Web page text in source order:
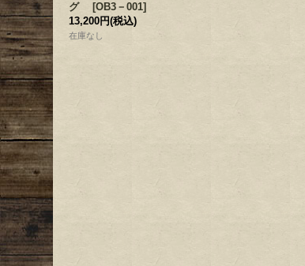
グ
[OB3－001]
13,200円(税込)
在庫なし